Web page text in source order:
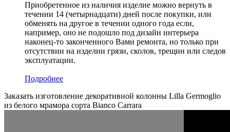
Приобретенное из наличия изделие можно вернуть в
течении 14 (четырнадцати) дней после покупки, или
обменять на другое в течении одного года если,
например, оно не подошло под дизайн интерьера
наконец-то законченного Вами ремонта, но только при
отсутствии на изделии грязи, сколов, трещин или следов
эксплуатации.
Подробнее
Заказать изготовление декоративной колонны Lilla Germoglio
из белого мрамора сорта Bianco Carrara